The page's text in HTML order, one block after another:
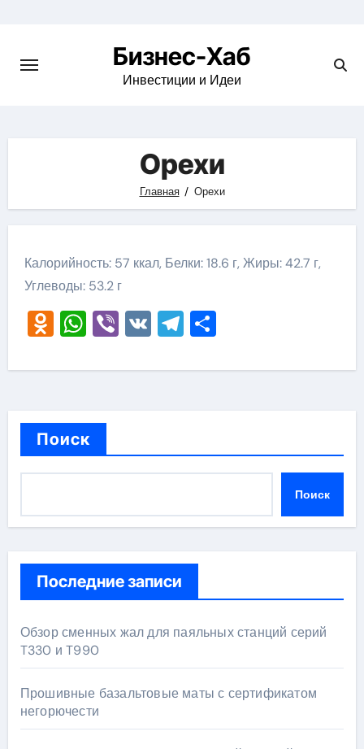
content
Бизнес-Хаб
Инвестиции и Идеи
Орехи
Главная Орехи
Калорийность: 57 ккал, Белки: 18.6 г, Жиры: 42.7 г,
Углеводы: 53.2 г
Odnoklassniki
WhatsApp
Viber
VKTelegram
Отправить
Поиск
Поиск
Последние записи
Обзор сменных жал для паяльных станций серий
T330 и T990
Прошивные базальтовые маты с сертификатом
негорючести